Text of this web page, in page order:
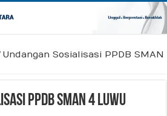
Undangan Sosialisasi PPDB SMAN
PPDB SMAN 4 Luwu